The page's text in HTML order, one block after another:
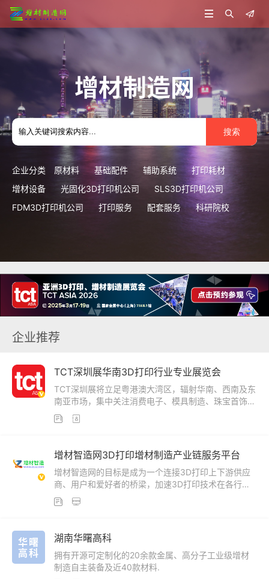



增材制造网
搜索
企业分类 原材料 基础配件 辅助系统
打印耗材
增材设备
光固化3D打印机公司
SLS3D打印机公司
FDM3D打印机公司
打印服务 配套服务 科研院校
企业推荐
TCT深圳展华南3D打印行业专业展览会
TCT深圳展将立足粤港澳大湾区，辐射华南、西南及东
南亚市场，集中关注消费电子、模具制造、珠宝首饰以
及牙科医疗行业，TCT深圳展举办地-深圳为连接国内
外市场、推动3D打印和增材制造技术广泛创新应用的
 
增材智造网3D打印增材制造产业链服务平台
增材智造网的目标是成为一个连接3D打印上下游供应
商、用户和爱好者的桥梁，加速3D打印技术在各行各
业的创新应用，共同推动这一前沿科技的发展。通过增
材制造网，用户可以更便捷地获取信息，企业可以更有
化。
 
华曙
高科
湖南华曙高科
拥有开源可定制化的20余款金属、高分子工业级增材
制造自主装备及近40款材料.